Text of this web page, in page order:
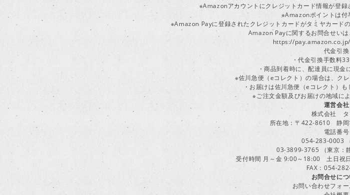
※Amazonアカウントにクレジットカード情報が登録
※Amazonポイントは付
※Amazon Payに登録されたクレジットカードがタミヤカード
Amazon Payに関するお問合せいは
https://
代金引換
・代金引換手数料
・商品到着時に、配達員に現金
※佐川急便（eコレクト）の場合は、クレ
・お届けは佐川急便（eコレクト）も
※ご注文金額及びお届けの地域に
運営会社
株式会社 タ
所在地：〒422-8610 静岡
電話番号
054-283-0003
03-3899-3765 （東京：
受付時間 月～金 9:00～18:00 土日祝
FAX：054-
お問合せに
お問い合わせフォ